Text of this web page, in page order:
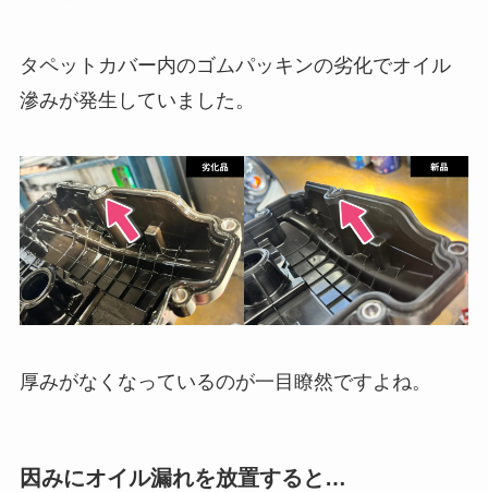
タペットカバー内のゴムパッキンの劣化でオイル
滲みが発生していました。
厚みがなくなっているのが一目瞭然ですよね。
因みにオイル漏れを放置すると…